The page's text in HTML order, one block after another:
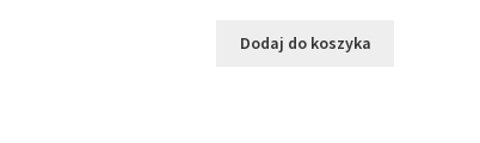
Dodaj do koszyka